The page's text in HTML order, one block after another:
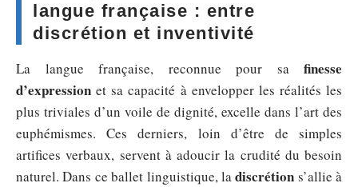
langue française : entre
discrétion et inventivité
La langue française, reconnue pour sa finesse
d’expression et sa capacité à envelopper les réalités les
plus triviales d’un voile de dignité, excelle dans l’art des
euphémismes. Ces derniers, loin d’être de simples
artifices verbaux, servent à adoucir la crudité du besoin
naturel. Dans ce ballet linguistique, ladiscrétion s’allie à